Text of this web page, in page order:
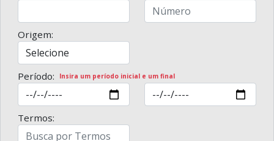
Origem:
Período: Insira um período inicial e um final
Termos: